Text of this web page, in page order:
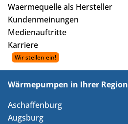
Waermequelle als Hersteller
Kundenmeinungen
Medienauftritte
Karriere
Wärmepumpen in Ihrer Region
Aschaffenburg
Augsburg